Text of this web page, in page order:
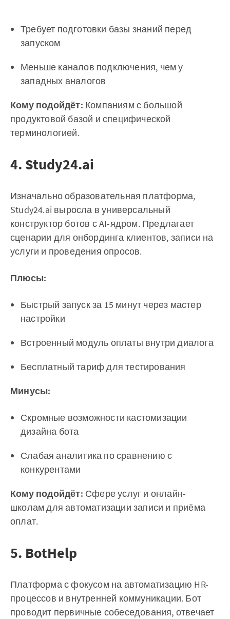
Требует подготовки базы знаний перед
запуском
Меньше каналов подключения, чем у
западных аналогов
Кому подойдёт: Компаниям с большой
продуктовой базой и специфической
терминологией.
4. Study24.ai
Изначально образовательная платформа,
Study24.ai выросла в универсальный
конструктор ботов с AI-ядром. Предлагает
сценарии для онбординга клиентов, записи на
услуги и проведения опросов.
Плюсы:
Быстрый запуск за 15 минут через мастер
настройки
Встроенный модуль оплаты внутри диалога
Бесплатный тариф для тестирования
Минусы:
Скромные возможности кастомизации
дизайна бота
Слабая аналитика по сравнению с
конкурентами
Кому подойдёт: Сфере услуг и онлайн-
школам для автоматизации записи и приёма
оплат.
5. BotHelp
Платформа с фокусом на автоматизацию HR-
процессов и внутренней коммуникации. Бот
проводит первичные собеседования, отвечает